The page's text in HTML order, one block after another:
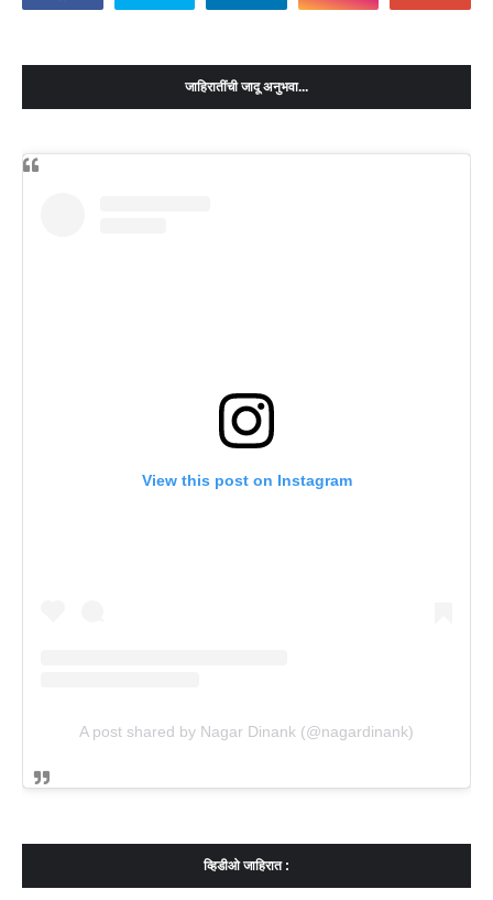
जाहिरातींची जादू अनुभवा...
View this post on Instagram
A post shared by Nagar Dinank (@nagardinank)
व्हिडीओ जाहिरात :